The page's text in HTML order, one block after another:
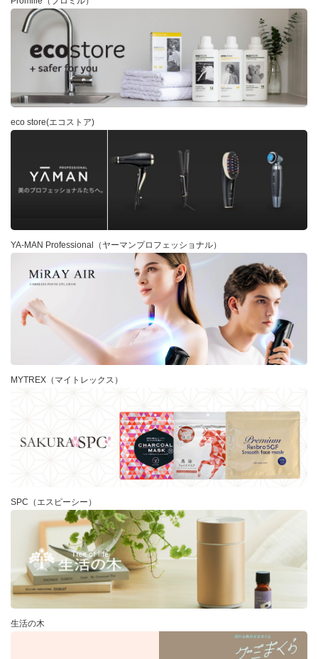
eco store(エコストア)
YA-MAN Professional（ヤーマンプロフェッショナル）
MYTREX（マイトレックス）
SPC（エスピーシー）
生活の木